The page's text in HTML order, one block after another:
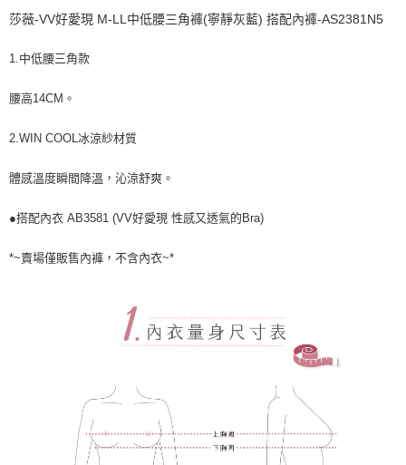
每筆NT$80，滿NT$1,000(含以上)免運費
宅配
每筆NT$220
付款後門市自取
莎薇-VV好愛現 M-LL中低腰三角褲(寧靜灰藍) 搭配內褲-AS2381N5
1.中低腰三角款
腰高14CM。
2.WIN COOL冰涼紗材質
體感溫度瞬間降溫，沁涼舒爽。
●搭配內衣 AB3581 (VV好愛現 性感又透氣的Bra)
*~賣場僅販售內褲，不含內衣~*